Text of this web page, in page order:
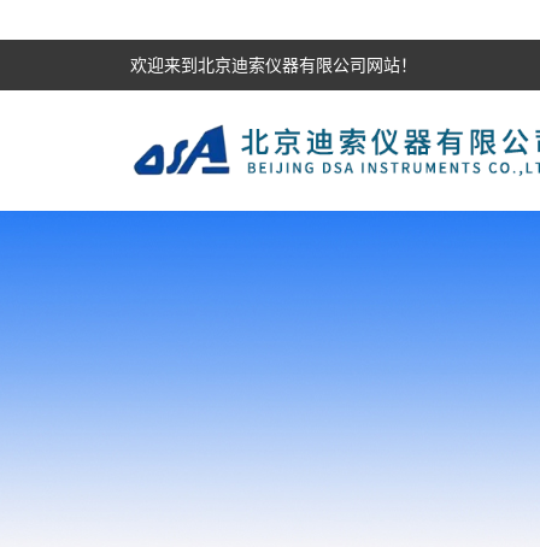
欢迎来到北京迪索仪器有限公司网站！